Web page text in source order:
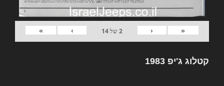
«
‹
2של14
›
»
קטלוג ג'יפ 1983